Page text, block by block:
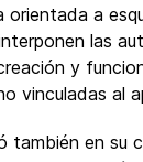
orientada a
las
y
vinculadas al
también en su